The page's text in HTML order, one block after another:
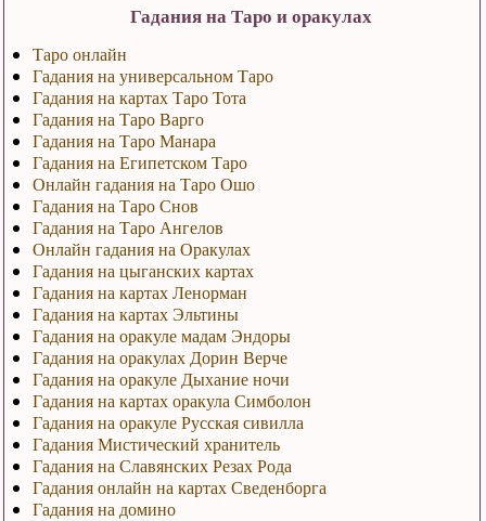
Гадания на Таро и оракулах
Таро онлайн
Гадания на универсальном Таро
Гадания на картах Таро Тота
Гадания на Таро Варго
Гадания на Таро Манара
Гадания на Египетском Таро
Онлайн гадания на Таро Ошо
Гадания на Таро Снов
Гадания на Таро Ангелов
Онлайн гадания на Оракулах
Гадания на цыганских картах
Гадания на картах Ленорман
Гадания на картах Эльтины
Гадания на оракуле мадам Эндоры
Гадания на оракулах Дорин Верче
Гадания на оракуле Дыхание ночи
Гадания на картах оракула Симболон
Гадания на оракуле Русская сивилла
Гадания Мистический хранитель
Гадания на Славянских Резах Рода
Гадания онлайн на картах Сведенборга
Гадания на домино